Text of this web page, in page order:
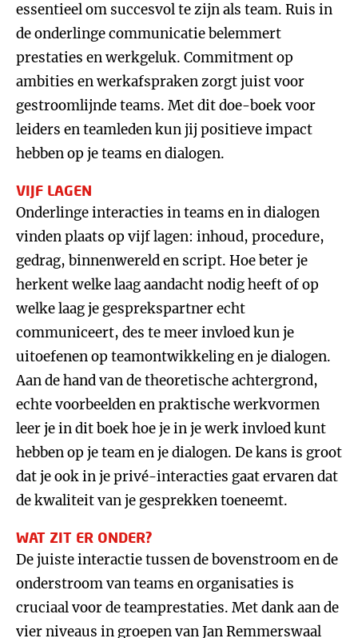
essentieel om succesvol te zijn als team. Ruis in
de onderlinge communicatie belemmert
prestaties en werkgeluk. Commitment op
ambities en werkafspraken zorgt juist voor
gestroomlijnde teams. Met dit doe-boek voor
leiders en teamleden kun jij positieve impact
hebben op je teams en dialogen.
VIJF LAGEN
Onderlinge interacties in teams en in dialogen
vinden plaats op vijf lagen: inhoud, procedure,
gedrag, binnenwereld en script. Hoe beter je
herkent welke laag aandacht nodig heeft of op
welke laag je gesprekspartner echt
communiceert, des te meer invloed kun je
uitoefenen op teamontwikkeling en je dialogen.
Aan de hand van de theoretische achtergrond,
echte voorbeelden en praktische werkvormen
leer je in dit boek hoe je in je werk invloed kunt
hebben op je team en je dialogen. De kans is groot
dat je ook in je privé-interacties gaat ervaren dat
de kwaliteit van je gesprekken toeneemt.
WAT ZIT ER ONDER?
De juiste interactie tussen de bovenstroom en de
onderstroom van teams en organisaties is
cruciaal voor de teamprestaties. Met dank aan de
vier niveaus in groepen van Jan Remmerswaal